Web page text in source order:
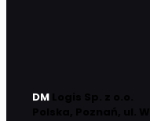
DM